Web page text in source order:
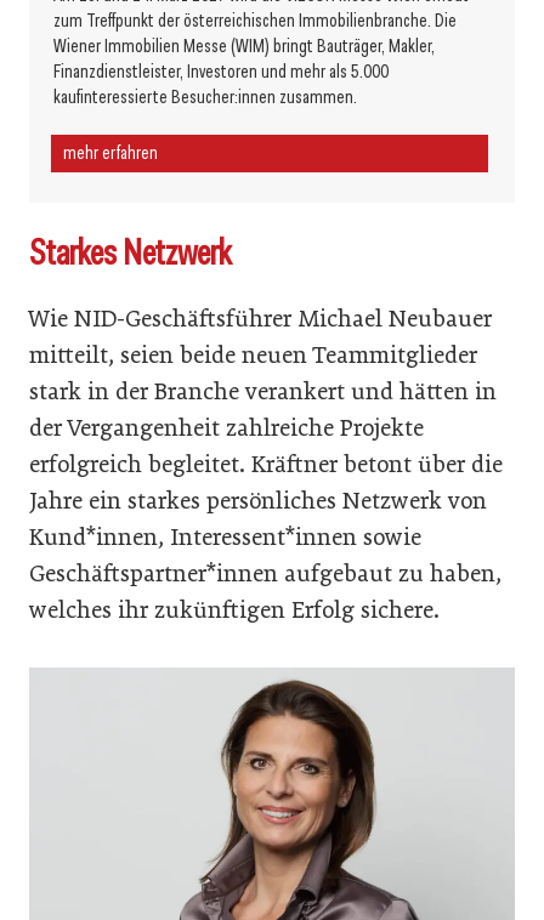
zum Treffpunkt der österreichischen Immobilienbranche. Die
Wiener Immobilien Messe (WIM) bringt Bauträger, Makler,
Finanzdienstleister, Investoren und mehr als 5.000
kaufinteressierte Besucher:innen zusammen.
mehr erfahren
Starkes Netzwerk
Wie NID-Geschäftsführer Michael Neubauer
mitteilt, seien beide neuen Teammitglieder
stark in der Branche verankert und hätten in
der Vergangenheit zahlreiche Projekte
erfolgreich begleitet. Kräftner betont über die
Jahre ein starkes persönliches Netzwerk von
Kund*innen, Interessent*innen sowie
Geschäftspartner*innen aufgebaut zu haben,
welches ihr zukünftigen Erfolg sichere.